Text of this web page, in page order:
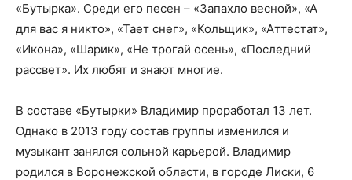
«Бутырка». Среди его песен – «Запахло весной», «А
для вас я никто», «Тает снег», «Кольщик», «Аттестат»,
«Икона», «Шарик», «Не трогай осень», «Последний
рассвет». Их любят и знают многие.
В составе «Бутырки» Владимир проработал 13 лет.
Однако в 2013 году состав группы изменился и
музыкант занялся сольной карьерой. Владимир
родился в Воронежской области, в городе Лиски, 6